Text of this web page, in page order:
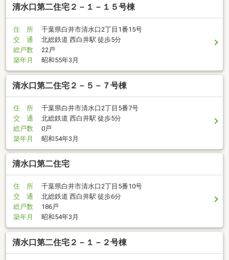
清水口第二住宅２－１－１５号棟
住 所
千葉県白井市清水口2丁目1番15号
交 通
北総鉄道 西白井駅 徒歩5分
総戸数
22戸
築年月
昭和55年3月
清水口第二住宅２－５－７号棟
住 所
千葉県白井市清水口2丁目5番7号
交 通
北総鉄道 西白井駅 徒歩5分
総戸数
0戸
築年月
昭和54年3月
清水口第二住宅
住 所
千葉県白井市清水口2丁目5番10号
交 通
北総鉄道 西白井駅 徒歩6分
総戸数
186戸
築年月
昭和54年3月
清水口第二住宅２－１－２号棟